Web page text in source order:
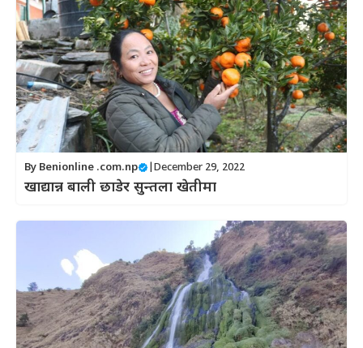
By Benionline .com.np December 29, 2022
खाद्यान्न बाली छाडेर सुन्तला खेतीमा